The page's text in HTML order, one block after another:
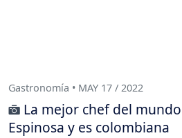
Gastronomía • MAY 17 / 2022
La mejor chef del
Espinosa y es colombiana